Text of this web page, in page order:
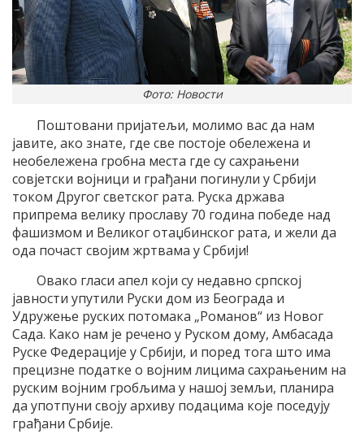
Фото: Новости
Поштовани пријатељи, молимо вас да нам
јавите, ако знате, где све постоје обележена и
необележена гробна места где су сахрањени
совјетски војници и грађани погинули у Србији
током Другог светског рата. Руска држава
припрема велику прославу 70 година победе над
фашизмом и Великог отаџбинског рата, и жели да
ода почаст својим жртвама у Србији!
Овако гласи апел који су недавно српској
јавности упутили Руски дом из Београда и
Удружење руских потомака „Романов“ из Новог
Сада. Како нам је речено у Руском дому, Амбасада
Руске Федерације у Србији, и поред тога што има
прецизне податке о војним лицима сахрањеним на
руским војним гробљима у нашој земљи, планира
да употпуни своју архиву подацима које поседују
грађани Србије.